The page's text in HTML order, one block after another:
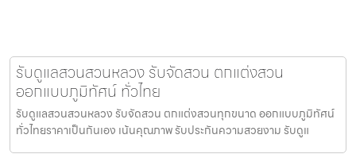
รับดูแลสวนสวนหลวง รับจัดสวน ตกแต่งสวน
ออกแบบภูมิทัศน์ ทั่วไทย
รับดูแลสวนสวนหลวง รับจัดสวน ตกแต่งสวนทุกขนาด ออกแบบภูมิทัศน์
ทั่วไทยราคาเป็นกันเอง เน้นคุณภาพ รับประกันความสวยงาม รับดูแ